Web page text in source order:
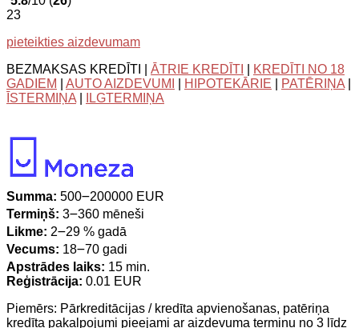
23
pieteikties aizdevumam
BEZMAKSAS KREDĪTI | ĀTRIE KREDĪTI
KREDĪTI NO 18
GADIEM
AUTO AIZDEVUMI HIPOTEKĀRIE PATĒRIŅA|
ĪSTERMIŅA| ILGTERMIŅA
Summa: 500౼200000 EUR
Termiņš: 3౼360 mēneši
Likme: 2౼29 % gadā
Vecums: 18౼70 gadi
Apstrādes laiks: 15 min.
Reģistrācija: 0.01 EUR
Piemērs: Pārkreditācijas / kredīta apvienošanas, patēriņa
kredīta pakalpojumi pieejami ar aizdevuma termiņu no 3 līdz